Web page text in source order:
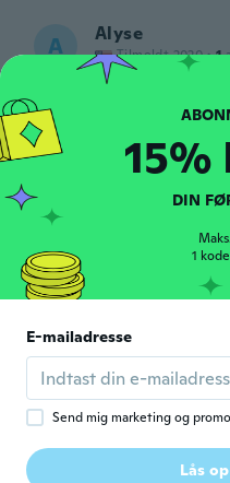
A Alyse
Tilmeldt 2020 · 1
It was nice
Edgar
Denise
It didn't lock
not safe and got
for ca. 5 år siden
Cassandra
Tilmeldt 2017 16
15%
DIN
1
E-mailadresse
Send mig marketing og
Lås